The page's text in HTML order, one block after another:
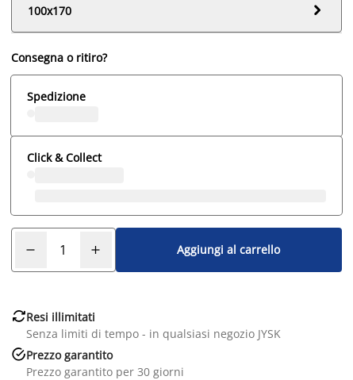
100x170

Consegna o ritiro?
Spedizione
Click & Collect
Aggiungi al carrello
Resi illimitati
Senza limiti di tempo - in qualsiasi negozio JYSK
Prezzo garantito
Prezzo garantito per 30 giorni